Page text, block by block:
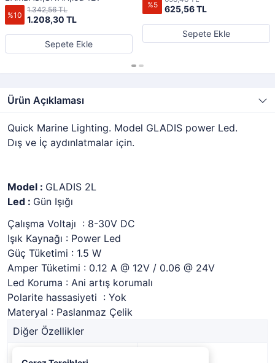
%10 1.208,30 TL
1.342,56 TL
Sepete Ekle
%5 625,56 TL
Sepete Ekle
Ürün Açıklaması
Quick Marine Lighting. Model GLADIS power Led.
Dış ve İç aydınlatmalar için.
Model : GLADIS 2L
Led : Gün Işığı
Çalışma Voltajı : 8-30V DC
Işık Kaynağı : Power Led
Güç Tüketimi : 1.5 W
Amper Tüketimi : 0.12 A @ 12V / 0.06 @ 24V
Led Koruma : Ani artış korumalı
Polarite hassasiyeti : Yok
Materyal : Paslanmaz Çelik
Diğer Özellikler